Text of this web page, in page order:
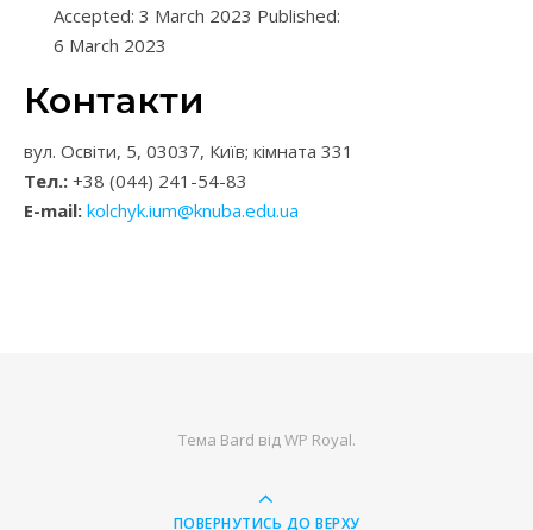
Accepted: 3 March 2023 Published:
6 March 2023
Контакти
вул. Освіти, 5, 03037, Київ; кімната 331
Тел.: +38 (044) 241-54-83
E-mail: kolchyk.ium@knuba.edu.ua
Тема Bard відWP Royal.
ПОВЕРНУТИСЬ ДО ВЕРХУ